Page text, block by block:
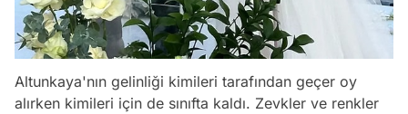
Altunkaya'nın gelinliği kimileri tarafından geçer oy
alırken kimileri için de sınıfta kaldı. Zevkler ve renkler